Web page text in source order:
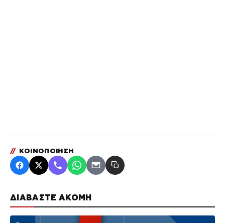
ΔΙΑΒΑΣΤΕ ΑΚΟΜΗ
// ΚΟΙΝΟΠΟΙΗΣΗ